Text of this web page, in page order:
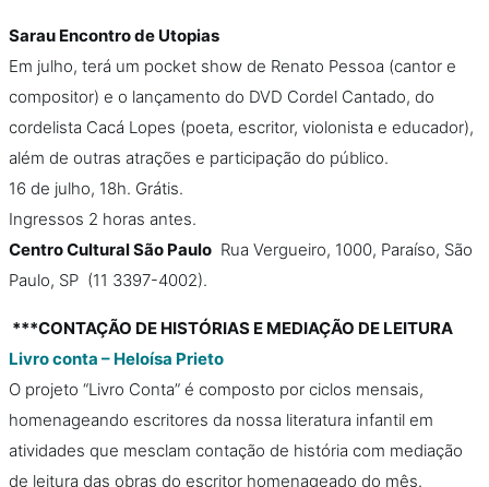
Sarau Encontro de Utopias
Em julho, terá um pocket show de Renato Pessoa (cantor e
compositor) e o lançamento do DVD Cordel Cantado, do
cordelista Cacá Lopes (poeta, escritor, violonista e educador),
além de outras atrações e participação do público.
16 de julho, 18h. Grátis.
Ingressos 2 horas antes.
Centro Cultural São Paulo Rua Vergueiro, 1000, Paraíso, São
Paulo, SP (11 3397-4002).
***CONTAÇÃO DE HISTÓRIAS E MEDIAÇÃO DE LEITURA
Livro conta – Heloísa Prieto
O projeto “Livro Conta” é composto por ciclos mensais,
homenageando escritores da nossa literatura infantil em
atividades que mesclam contação de história com mediação
de leitura das obras do escritor homenageado do mês.